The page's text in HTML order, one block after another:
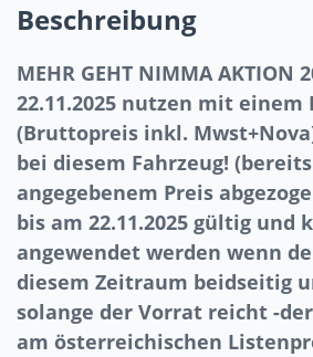
Beschreibung
MEHR GEHT NIMMA AKTION
22.11.2025 nutzen mit einem
(Bruttopreis inkl.
bei diesem Fahrzeug!
angegebenem Preis
bis am 22.11.2025 gültig und
angewendet werden wenn
diesem Zeitraum beidseitig
solange der Vorrat reicht -
am österreichischen